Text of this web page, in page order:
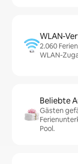
WLAN-
2.060
WLAN-
Beliebte
Gästen
Pool.